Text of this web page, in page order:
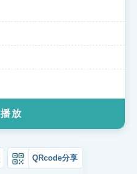
播放
QRcode分享